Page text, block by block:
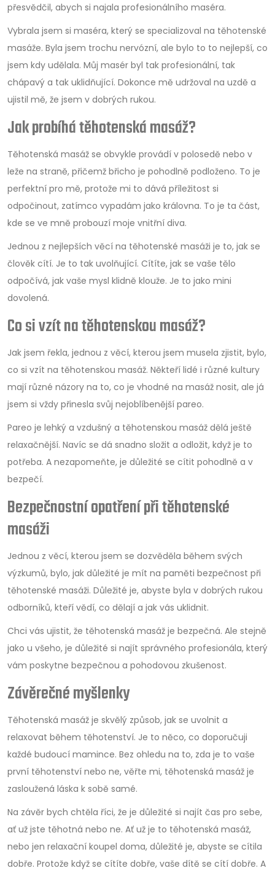
přesvědčil, abych si najala profesionálního maséra.
Vybrala jsem si maséra, který se specializoval na těhotenské
masáže. Byla jsem trochu nervózní, ale bylo to to nejlepší, co
jsem kdy udělala. Můj masér byl tak profesionální, tak
chápavý a tak uklidňující. Dokonce mě udržoval na uzdě a
ujistil mě, že jsem v dobrých rukou.
Jak probíhá těhotenská masáž?
Těhotenská masáž se obvykle provádí v polosedě nebo v
leže na straně, přičemž břicho je pohodlně podloženo. To je
perfektní pro mě, protože mi to dává příležitost si
odpočinout, zatímco vypadám jako královna. To je ta část,
kde se ve mně probouzí moje vnitřní diva.
Jednou z nejlepších věcí na těhotenské masáži je to, jak se
člověk cítí. Je to tak uvolňující. Cítíte, jak se vaše tělo
odpočívá, jak vaše mysl klidně klouže. Je to jako mini
dovolená.
Co si vzít na těhotenskou masáž?
Jak jsem řekla, jednou z věcí, kterou jsem musela zjistit, bylo,
co si vzít na těhotenskou masáž. Někteří lidé i různé kultury
mají různé názory na to, co je vhodné na masáž nosit, ale já
jsem si vždy přinesla svůj nejoblíbenější pareo.
Pareo je lehký a vzdušný a těhotenskou masáž dělá ještě
relaxačnější. Navíc se dá snadno složit a odložit, když je to
potřeba. A nezapomeňte, je důležité se cítit pohodlně a v
bezpečí.
Bezpečnostní opatření při těhotenské
masáži
Jednou z věcí, kterou jsem se dozvěděla během svých
výzkumů, bylo, jak důležité je mít na paměti bezpečnost při
těhotenské masáži. Důležité je, abyste byla v dobrých rukou
odborníků, kteří vědí, co dělají a jak vás uklidnit.
Chci vás ujistit, že těhotenská masáž je bezpečná. Ale stejně
jako u všeho, je důležité si najít správného profesionála, který
vám poskytne bezpečnou a pohodovou zkušenost.
Závěrečné myšlenky
Těhotenská masáž je skvělý způsob, jak se uvolnit a
relaxovat během těhotenství. Je to něco, co doporučuji
každé budoucí mamince. Bez ohledu na to, zda je to vaše
první těhotenství nebo ne, věřte mi, těhotenská masáž je
zasloužená láska k sobě samé.
Na závěr bych chtěla říci, že je důležité si najít čas pro sebe,
ať už jste těhotná nebo ne. Ať už je to těhotenská masáž,
nebo jen relaxační koupel doma, důležité je, abyste se cítila
dobře. Protože když se cítíte dobře, vaše dítě se cítí dobře. A